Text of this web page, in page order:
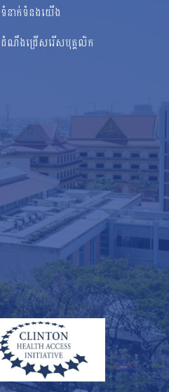
ទំនាក់ទំនងយើង
ដំណឹងជ្រើសរើសបុគ្គលិក